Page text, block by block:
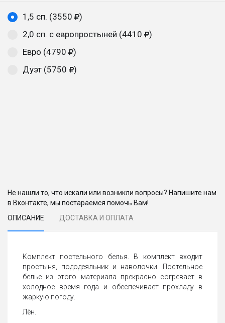
1,5 сп. (3550
)
2,0 сп. с европростыней (4410
)
Евро (4790
)
Дуэт (5750
)
Не нашли то, что искали или возникли вопросы? Напишите нам
в Вконтакте, мы постараемся помочь Вам!
ОПИСАНИЕ
ДОСТАВКА И ОПЛАТА
Комплект постельного белья. В комплект входит
простыня, пододеяльник и наволочки. Постельное
белье из этого материала прекрасно согревает в
холодное время года и обеспечивает прохладу в
жаркую погоду.
Лён.